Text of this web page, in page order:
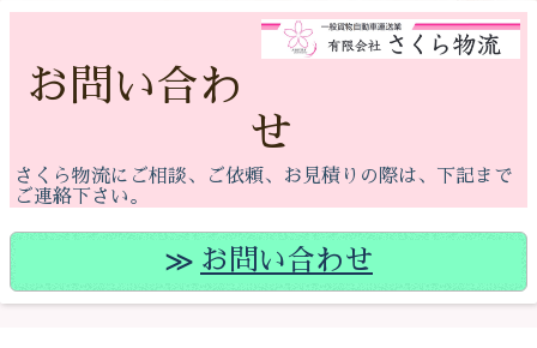
お問い合わ
せ
さくら物流にご相談、ご依頼、お見積りの際は、下記まで
ご連絡下さい。
お問い合わせ